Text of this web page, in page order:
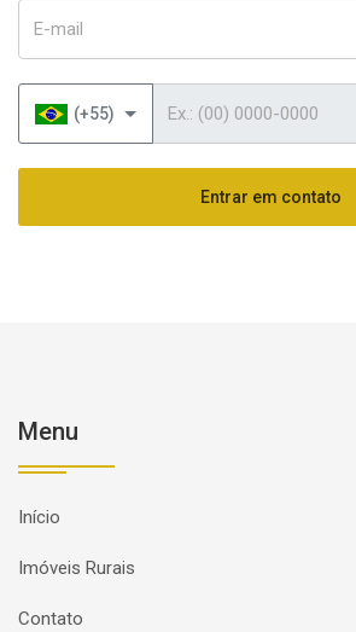
(+55)
Entrar em contato
Menu
Início
Imóveis Rurais
Contato